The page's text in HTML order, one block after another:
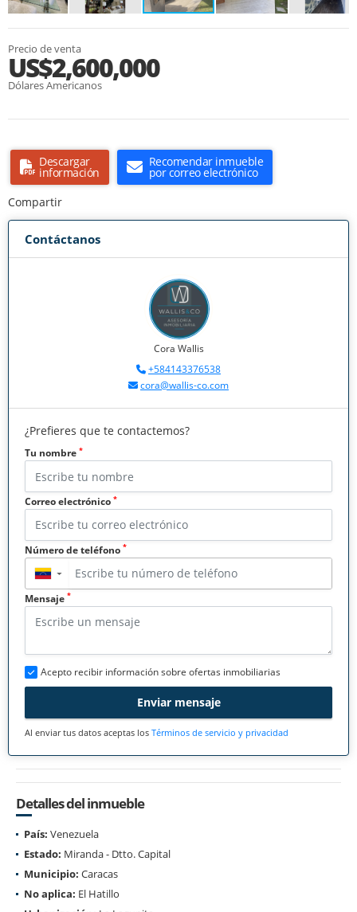
Precio de venta
US$2,600,000
Dólares Americanos
Descargar
información
Recomendar inmueble
por correo electrónico
Compartir
Contáctanos
Cora Wallis
+584143376538
cora@wallis-co.com
¿Prefieres que te contactemos?
Tu nombre *
Correo electrónico *
Número de teléfono *
▼
Mensaje *
Acepto recibir información sobre ofertas inmobiliarias
Enviar mensaje
Al enviar tus datos aceptas los Términos de servicio y privacidad
Detalles del inmueble
País: Venezuela
Estado: Miranda - Dtto. Capital
Municipio: Caracas
No aplica: El Hatillo